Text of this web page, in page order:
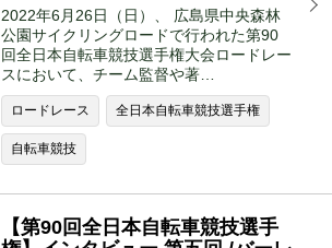
2022年6月26日（日）、 広島県中央森林
公園サイクリングロードで行われた第90
回全日本自転車競技選手権大会ロードレー
スにおいて、チーム監督や著…
ロードレース 全日本自転車競技選手権
自転車競技
【第90回全日本自転車競技選手